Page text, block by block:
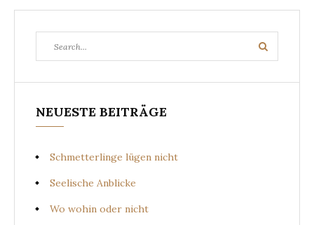
for:
Search
NEUESTE BEITRÄGE
Schmetterlinge lügen nicht
Seelische Anblicke
Wo wohin oder nicht